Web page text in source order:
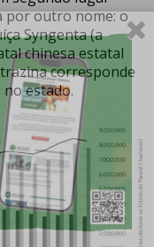
por outro nome: o
Syngenta (a
chinesa estatal
corresponde
estado.